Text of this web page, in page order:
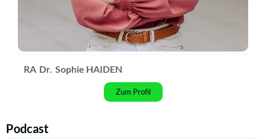
RA Dr. Sophie HAIDEN
Zum Profil
Podcast